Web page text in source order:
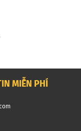
MIỄN PHÍ